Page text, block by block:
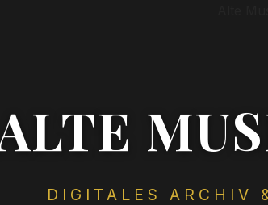
DIGITALES ARCHIV